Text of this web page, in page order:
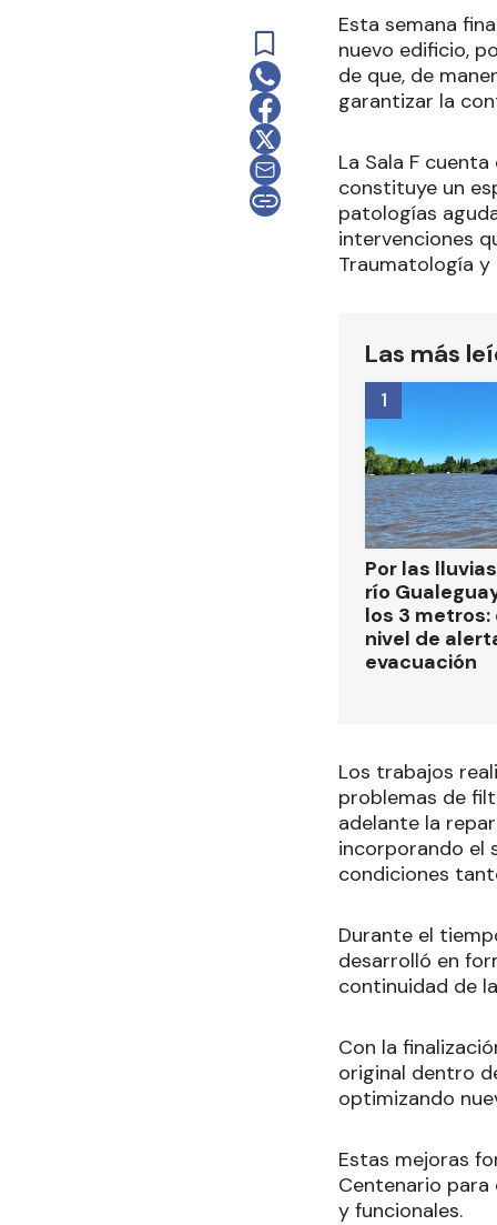
Esta semana
nuevo edificio,
de que, de
garantizar la
La Sala F
constituye un
patologías
intervenciones
Traumatología y
Las más
Por las
río
los 3 metros:
nivel de
evacuación
1
Los trabajos
problemas de
adelante la
incorporando el
condiciones
Durante el
desarrolló en
continuidad de
Con la
original dentro
optimizando
Estas mejoras
Centenario
y funcionales.